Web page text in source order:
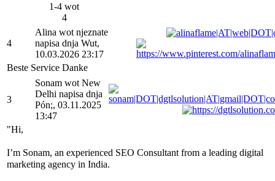
1-4 wot
4
4
Alina wot njeznate
napisa dnja Wut,
10.03.2026 23:17
Beste Service Danke
3
Sonam wot New
Delhi napisa dnja
Pón;, 03.11.2025
13:47
"Hi,
I’m Sonam, an experienced SEO Consultant from a leading digital
marketing agency in India.